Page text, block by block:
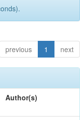
previous 1 next
Author(s)